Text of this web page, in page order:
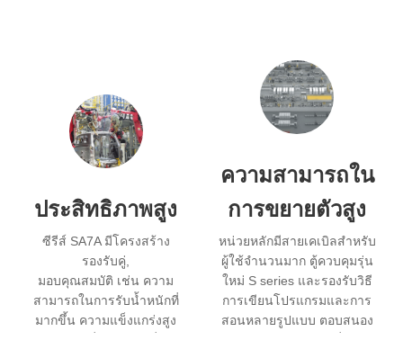
ประสิทธิภาพสูง
ซีรีส์ SA7A มีโครงสร้าง
รองรับคู่,
มอบคุณสมบัติ เช่น ความ
สามารถในการรับน้ำหนักที่
มากขึ้น ความแข็งแกร่งสูง
ความสามารถใน
การขยายตัวสูง
หน่วยหลักมีสายเคเบิลสำหรับ
ผู้ใช้จำนวนมาก ตู้ควบคุมรุ่น
ใหม่ S series และรองรับวิธี
การเขียนโปรแกรมและการ
สอนหลายรูปแบบ ตอบสนอง